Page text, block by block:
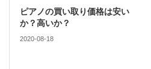
ピアノの買い取り価格は安い
か？高いか？
2020-08-18